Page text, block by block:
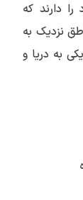
دارند که
نزدیک به
به دریا و